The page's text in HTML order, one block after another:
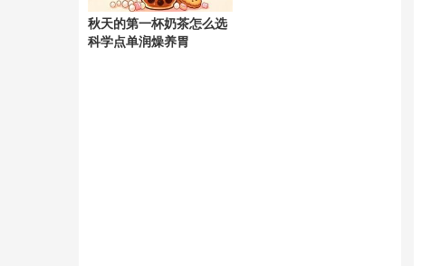
秋天的第一杯奶茶怎么选
科学点单润燥养胃